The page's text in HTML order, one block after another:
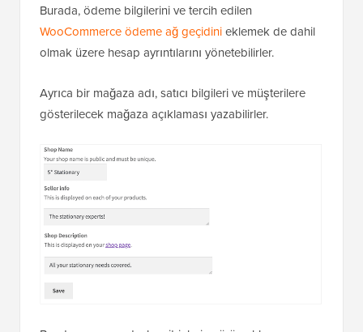
Burada, ödeme bilgilerini ve tercih edilen
WooCommerce ödeme ağ geçidinieklemek de dahil
olmak üzere hesap ayrıntılarını yönetebilirler.
Ayrıca bir mağaza adı, satıcı bilgileri ve müşterilere
gösterilecek mağaza açıklaması yazabilirler.